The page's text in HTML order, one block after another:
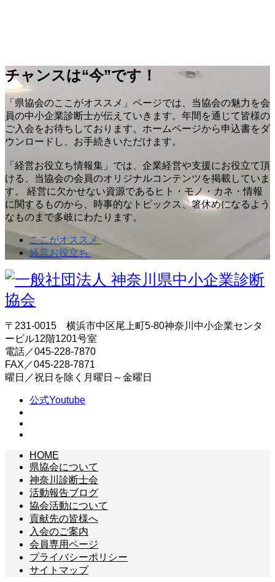
チャンスは“今”です！
「県協会のここがオススメ」ページでは、当協会の魅力を会
員の中小企業診断士が伝えていきます。年間を通じて皆様の
ご入会をお待ちしております。ホームページから申込書をダ
ウンロードし、お手続きいただけます。
「経営お役立ち情報集」では、企業経営や支援にお役立て頂
ける、当協会の会員のオリジナルコンテンツを掲載していま
す。 経営に欠かせない資源であるヒト・モノ・カネ・情報
に関するものから、時事的なトピックス、箸休めになるよう
なものまで多岐にわたります。
ここがオススメ
経営お役立ち
〒231-0015 横浜市中区尾上町5-80神奈川中小企業センタ
ービル12階1201号室
電話／045-228-7870
FAX／045-228-7871
曜日／祝日を除く月曜日～金曜日
公式Youtube
HOME
県協会について
神奈川診断士会
活動報告ブログ
協会活動について
貢献先の皆様へ
入会のご案内
会員専用ページ
プライバシーポリシー
サイトマップ